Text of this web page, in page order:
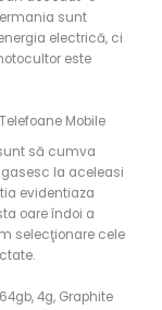
sunt
electrică, ci
este
Mobile
să cumva
la aceleasi
evidentiaza
oare îndoi a
selecţionare cele
4g, Graphite